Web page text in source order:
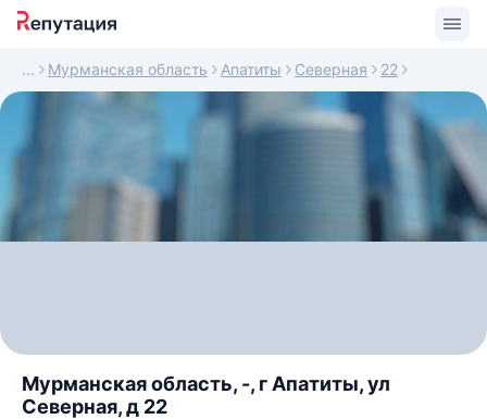
Мурманская область Апатиты Северная 22
Мурманская область, -, г Апатиты, ул
Северная, д 22